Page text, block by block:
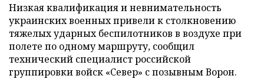
Низкая квалификация и невнимательность
украинских военных привели к столкновению
тяжелых ударных беспилотников в воздухе при
полете по одному маршруту, сообщил
технический специалист российской
группировки войск «Север» с позывным Ворон.